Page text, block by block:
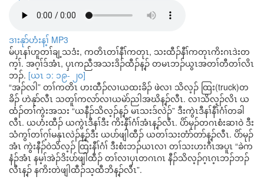
ဒၢးနုာ်ဟံးန့ၢ် MP3
မ်ပှၤနၢ်ဟူတၢ်ချ့သဒံး, ကတိၤတၢ်နီၢ်ကတုၤ, သးထီၣ်နီၢ်ကတုၤကိးဂၤဒဲးတ
က့ၢ်. အဂ့ၢ်ဒ်အံၤ, ပှၤကညီအသးဒိၣ်ထီၣ်န့ၣ် တမၤဘၣ်ယွၤအတၢ်တီတၢ်လိၤ
ဘၣ်. [ယၤ ၁: ၁၉- ၂၀]
“အၣ်လါ” တၢ်ကတိၤ ဟးထီၣ်လၢယထးခိၣ် ဖဲလၢ သိလ့ၣ် ထြး(truck)တ
ခိၣ် ဟဲနုာ်လီၤ သတူၢ်ကလာ်လၢယမဲာ်ညါအဃိန့ၣ်လီၤ. လၢသိလ့ၣ်လိၤ ယ
ထံၣ်တၢ်ကွဲးအသး “ယနီၣ်သိလ့ၣ်န့ၣ် မၤသးဒ်လဲၣ်” ဒီးကွဲၤဒီနၢ်နီၢ်ဂံၢ်တခါ
လီၤ. ယဟံးထီၣ် ယကွဲၤဒီနၢ်ဒီး ကိးနီၢ်ဂံၢ်အံၤန့ၣ်လီၤ. ပိာ်မုၣ်တဂၤစံးဆၢဝဲ ဒီး
သံကွၢ်တၢ်ဂ့ၢ်မနုၤလဲၣ်န့ၣ်ဒီး ယပာ်ဖျါထီၣ် ယတၢ်သးတံာ်တာ်န့ၣ်လီၤ. ပိာ်မုၣ်
အံၤ ကွဲးနီၣ်ဝဲသိလ့ၣ် ထြးနီၢ်ဂံၢ် ဒီးစံးဘၣ်ယၤလၢ တၢ်သးဟးဂီၤအပူၤ “ခဲက
နံၣ်အံၤ နမ့ၢ်အဲၣ်ဒိးပာ်ဖျါထီၣ် တၢ်လၢပှၤတဂၤဂၤ နီၣ်သိလ့ၣ်ဂ့ၤဂ့ၤဘၣ်ဘၣ်
လီၤန့ၣ် နကိးတဲဖျါထီၣ်သ့ထီဘိန့ၣ်လီၤ”.